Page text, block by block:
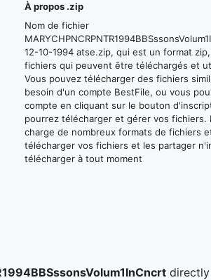
À propos .zip
Nom de fichier
12-10-1994 atse.zip, qui est un format
fichiers qui peuvent être téléchargés et
Vous pouvez télécharger des fichiers
besoin d'un compte BestFile, ou vous
compte en cliquant sur le bouton
pourrez télécharger et gérer vos fichiers.
charge de nombreux formats de fichiers
télécharger vos fichiers et les partager
télécharger à tout moment